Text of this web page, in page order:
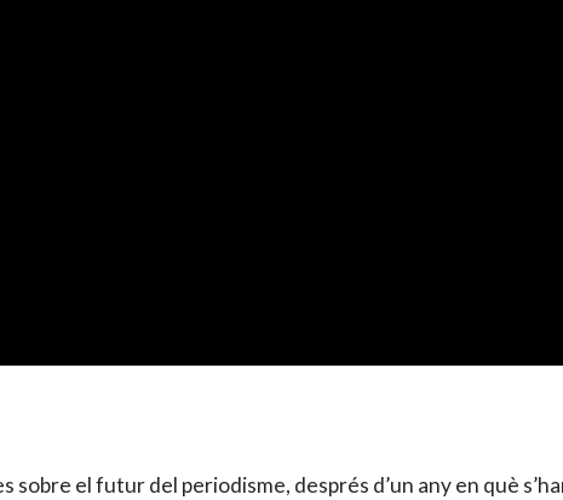
el futur del periodisme, després d’un any en què